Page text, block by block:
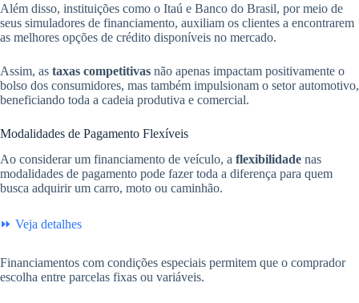
Além disso, instituições como o Itaú e Banco do Brasil, por meio de
seus simuladores de financiamento, auxiliam os clientes a encontrarem
as melhores opções de crédito disponíveis no mercado.
Assim, as taxas competitivas não apenas impactam positivamente o
bolso dos consumidores, mas também impulsionam o setor automotivo,
beneficiando toda a cadeia produtiva e comercial.
Modalidades de Pagamento Flexíveis
Ao considerar um financiamento de veículo, a flexibilidade nas
modalidades de pagamento pode fazer toda a diferença para quem
busca adquirir um carro, moto ou caminhão.
⏩ Veja detalhes
Financiamentos com condições especiais permitem que o comprador
escolha entre parcelas fixas ou variáveis.